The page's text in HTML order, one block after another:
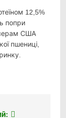
12,5%
попри
США
пшениці,